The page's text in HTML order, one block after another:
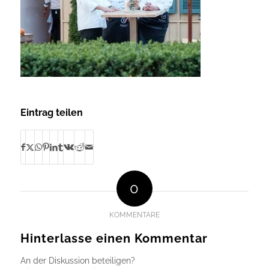
Eintrag teilen
0
KOMMENTARE
Hinterlasse einen Kommentar
An der Diskussion beteiligen?